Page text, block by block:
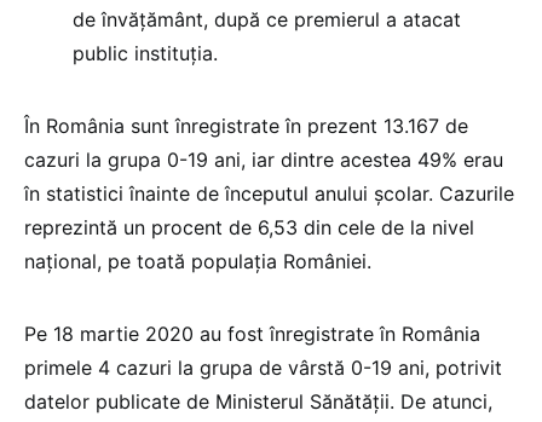
de învățământ, după ce premierul a atacat
public instituția.
În România sunt înregistrate în prezent 13.167 de
cazuri la grupa 0-19 ani, iar dintre acestea 49% erau
în statistici înainte de începutul anului școlar. Cazurile
reprezintă un procent de 6,53 din cele de la nivel
național, pe toată populația României.
Pe 18 martie 2020 au fost înregistrate în România
primele 4 cazuri la grupa de vârstă 0-19 ani, potrivit
datelor publicate de Ministerul Sănătății. De atunci,